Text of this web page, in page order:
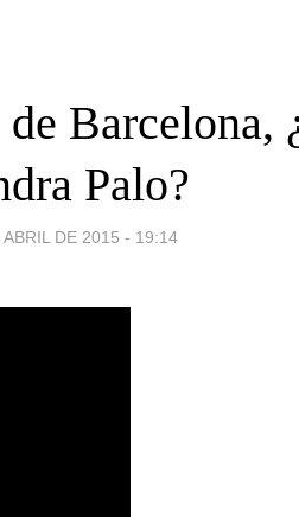
Barcelona,
Palo?
ABRIL DE 2015 - 19:14